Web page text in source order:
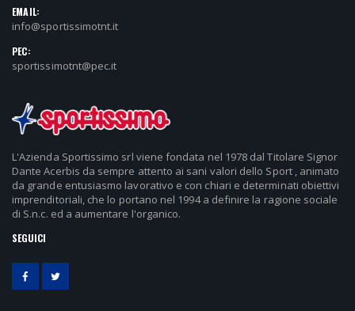
EMAIL:
info@sportissimotnt.it
PEC:
sportissimotnt@pec.it
L'Azienda Sportissimo srl viene fondata nel 1978 dal Titolare Signor
Dante Acerbis da sempre attento ai sani valori dello Sport , animato
da grande entusiasmo lavorativo e con chiari e determinati obiettivi
imprenditoriali, che lo portano nel 1994 a definire la ragione sociale
di S.n.c. ed a aumentare l'organico.
SEGUICI